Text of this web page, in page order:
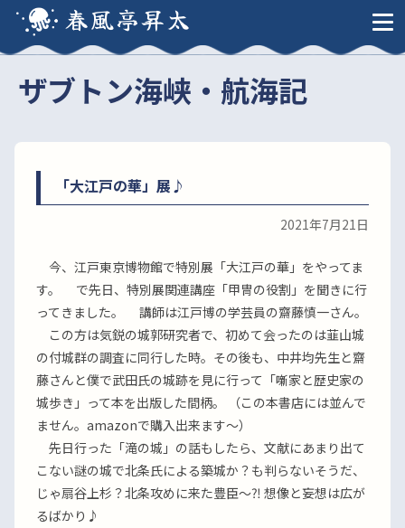
春風亭昇太
ザブトン海峡・航海記
「大江戸の華」展♪
2021年7月21日
今、江戸東京博物館で特別展「大江戸の華」をやってま
す。 で先日、特別展関連講座「甲冑の役割」を聞きに行
ってきました。 講師は江戸博の学芸員の齋藤慎一さん。
この方は気鋭の城郭研究者で、初めて会ったのは韮山城
の付城群の調査に同行した時。その後も、中井均先生と齋
藤さんと僕で武田氏の城跡を見に行って「噺家と歴史家の
城歩き」って本を出版した間柄。 （この本書店には並んで
ません。amazonで購入出来ます〜）
先日行った「滝の城」の話もしたら、文献にあまり出て
こない謎の城で北条氏による築城か？も判らないそうだ、
じゃ扇谷上杉？北条攻めに来た豊臣〜⁈ 想像と妄想は広が
るばかり♪